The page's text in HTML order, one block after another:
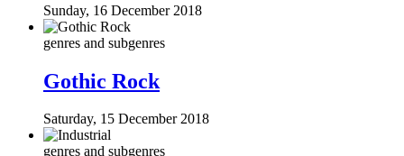
Sunday, 16 December 2018
genres and subgenres
Gothic Rock
Saturday, 15 December 2018
genres and subgenres